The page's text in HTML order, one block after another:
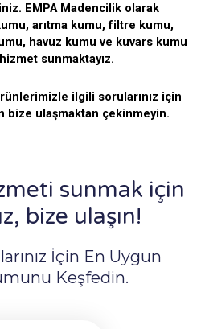
EMPA Madencilik olarak
arıtma kumu, filtre kumu,
havuz kumu ve kuvars kumu
sunmaktayız.
ilgili sorularınız için
bize ulaşmaktan çekinmeyin.
sunmak için
bize ulaşın!
İçin En Uygun
Keşfedin.